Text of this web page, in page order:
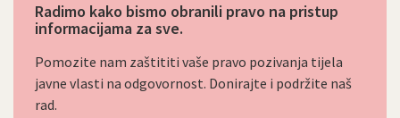
Radimo kako bismo obranili pravo na pristup
informacijama za sve.
Pomozite nam zaštititi vaše pravo pozivanja tijela
javne vlasti na odgovornost. Donirajte i podržite naš
rad.